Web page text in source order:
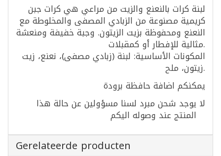
لبنة كرات بالنعنع والزيت من مراعي هي كرات جبن
كريمية مصنوعة من الزبادي المصفى والمخلوطة مع
النعنع ومحفوظة بزيت الزيتون. وجبة خفيفة ومنعشة
مثالية للإفطار أو كمقبلات.
المكونات الأساسية: لبنة (زبادي مصفى)، نعنع، زيت
زيتون، ملح.
يمكنكم اضافة حافظة برودة
Gerelateerde producten